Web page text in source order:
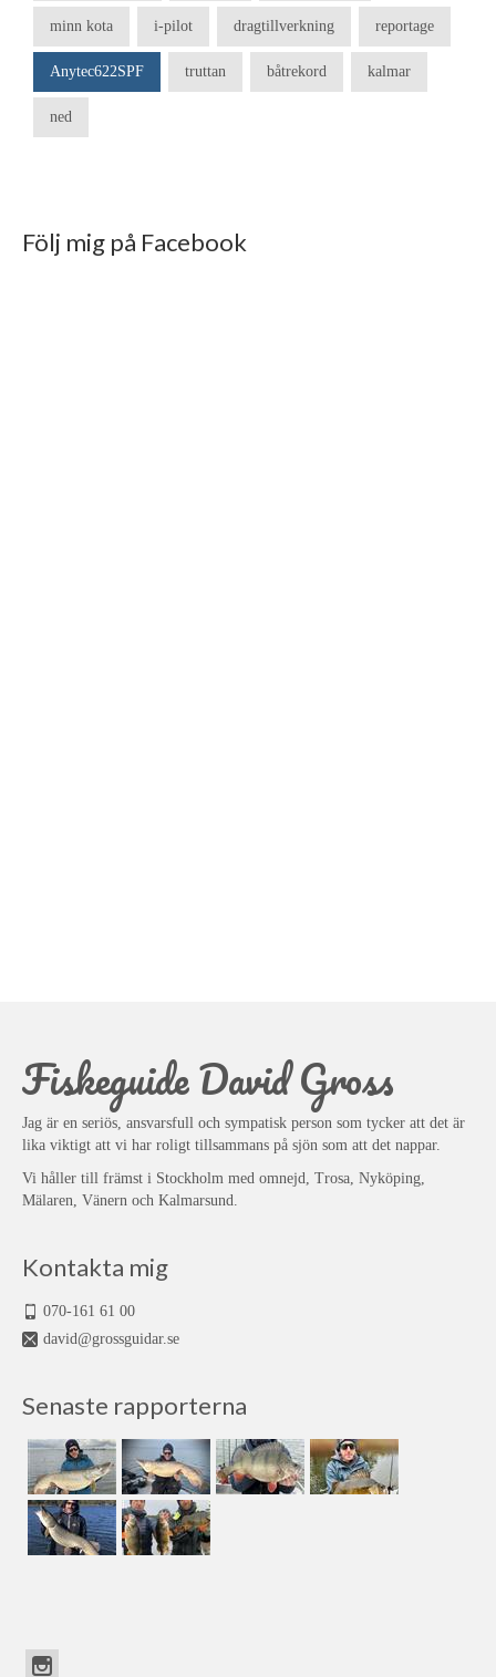
minn kota i-pilot dragtillverkning reportage
Anytec622SPF truttan båtrekord kalmar
ned
Följ mig på Facebook
Fiskeguide David Gross
Jag är en seriös, ansvarsfull och sympatisk person som tycker att det är
lika viktigt att vi har roligt tillsammans på sjön som att det nappar.
Vi håller till främst i Stockholm med omnejd, Trosa, Nyköping,
Mälaren, Vänern och Kalmarsund.
Kontakta mig
070-161 61 00
david@grossguidar.se
Senaste rapporterna